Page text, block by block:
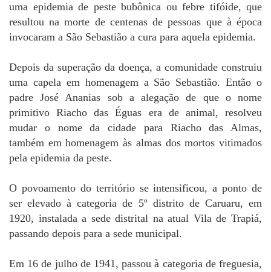
uma epidemia de peste bubônica ou febre tifóide, que
resultou na morte de centenas de pessoas que à época
invocaram a São Sebastião a cura para aquela epidemia.
Depois da superação da doença, a comunidade construiu
uma capela em homenagem a São Sebastião. Então o
padre José Ananias sob a alegação de que o nome
primitivo Riacho das Éguas era de animal, resolveu
mudar o nome da cidade para Riacho das Almas,
também em homenagem às almas dos mortos vitimados
pela epidemia da peste.
O povoamento do território se intensificou, a ponto de
ser elevado à categoria de 5º distrito de Caruaru, em
1920, instalada a sede distrital na atual Vila de Trapiá,
passando depois para a sede municipal.
Em 16 de julho de 1941, passou à categoria de freguesia,